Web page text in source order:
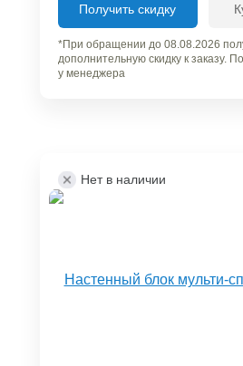
Получить скидку
*При обращении до 08.08.2026
дополнительную скидку к заказу.
у менеджера
Нет в наличии